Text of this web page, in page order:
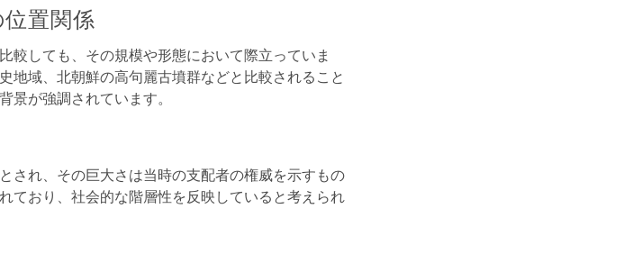
置関係
較しても、その規模や形態において際立っていま
地域、北朝鮮の高句麗古墳群などと比較されること
景が強調されています。
され、その巨大さは当時の支配者の権威を示すもの
ており、社会的な階層性を反映していると考えられ